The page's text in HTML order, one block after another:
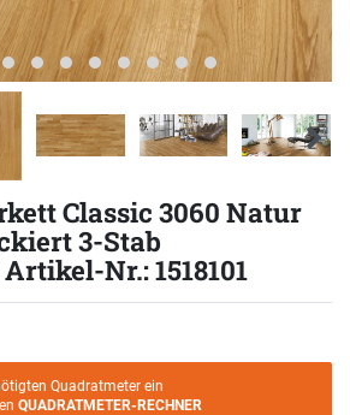
Classic 3060 Natur
3-Stab
Nr.: 1518101
Quadratmeter ein
QUADRATMETER-RECHNER